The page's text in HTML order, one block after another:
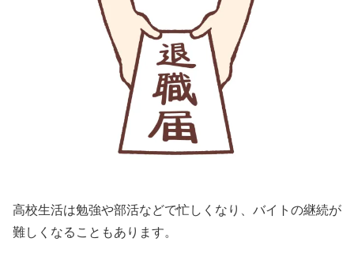
高校生活は勉強や部活などで忙しくなり、バイトの継続が
難しくなることもあります。